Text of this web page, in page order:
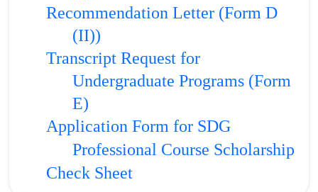
Recommendation Letter (Form D
(II))
Transcript Request for
Undergraduate Programs (Form
E)
Application Form for SDG
Professional Course Scholarship
Check Sheet